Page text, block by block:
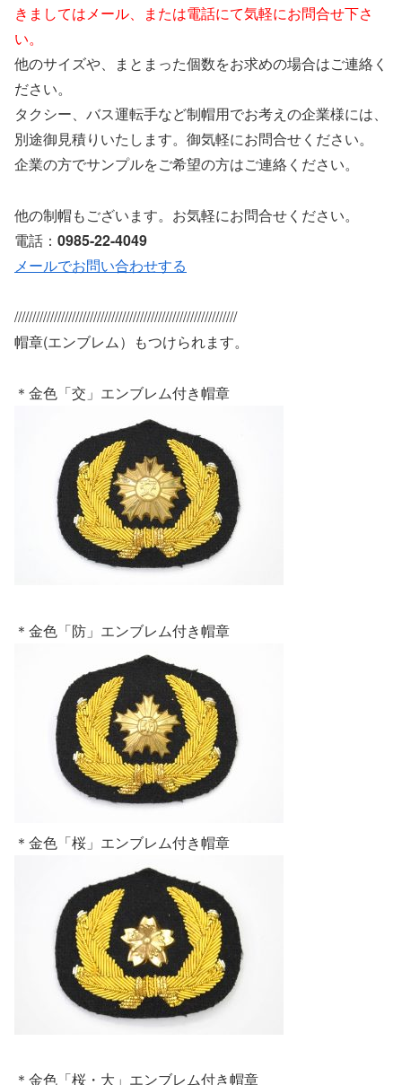
きましてはメール、または電話にて気軽にお問合せ下さ
い。
他のサイズや、まとまった個数をお求めの場合はご連絡く
ださい。
タクシー、バス運転手など制帽用でお考えの企業様には、
別途御見積りいたします。御気軽にお問合せください。
企業の方でサンプルをご希望の方はご連絡ください。
他の制帽もございます。お気軽にお問合せください。
電話： 0985-22-4049
メールでお問い合わせする
//////////////////////////////////////////////////////////////
帽章(エンブレム）もつけられます。
＊金色「交」エンブレム付き帽章
＊金色「防」エンブレム付き帽章
＊金色「桜」エンブレム付き帽章
＊金色「桜・大」エンブレム付き帽章